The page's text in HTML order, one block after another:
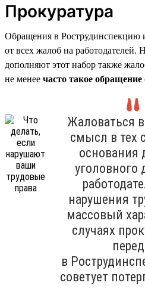
Прокуратура
Обращения в Рострудинспекцию
от всех жалоб на работодателей.
дополняют этот набор также
не менее часто такое
Жаловаться
смысл в тех
основания
уголовного
нарушения
массовый
случаях
в
советует